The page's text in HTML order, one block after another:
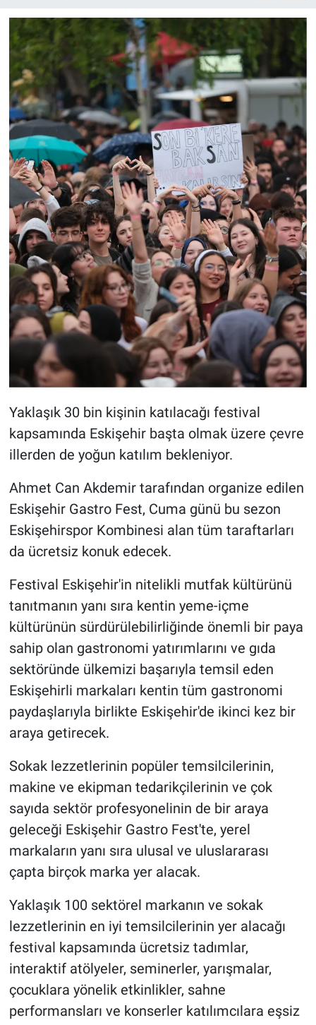
Yaklaşık 30 bin kişinin katılacağı festival
kapsamında Eskişehir başta olmak üzere çevre
illerden de yoğun katılım bekleniyor.
Ahmet Can Akdemir tarafından organize edilen
Eskişehir Gastro Fest, Cuma günü bu sezon
Eskişehirspor Kombinesi alan tüm taraftarları
da ücretsiz konuk edecek.
Festival Eskişehir'in nitelikli mutfak kültürünü
tanıtmanın yanı sıra kentin yeme-içme
kültürünün sürdürülebilirliğinde önemli bir paya
sahip olan gastronomi yatırımlarını ve gıda
sektöründe ülkemizi başarıyla temsil eden
Eskişehirli markaları kentin tüm gastronomi
paydaşlarıyla birlikte Eskişehir'de ikinci kez bir
araya getirecek.
Sokak lezzetlerinin popüler temsilcilerinin,
makine ve ekipman tedarikçilerinin ve çok
sayıda sektör profesyonelinin de bir araya
geleceği Eskişehir Gastro Fest'te, yerel
markaların yanı sıra ulusal ve uluslararası
çapta birçok marka yer alacak.
Yaklaşık 100 sektörel markanın ve sokak
lezzetlerinin en iyi temsilcilerinin yer alacağı
festival kapsamında ücretsiz tadımlar,
interaktif atölyeler, seminerler, yarışmalar,
çocuklara yönelik etkinlikler, sahne
performansları ve konserler katılımcılara eşsiz